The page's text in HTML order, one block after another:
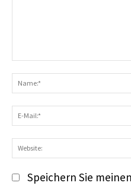
Speichern Sie